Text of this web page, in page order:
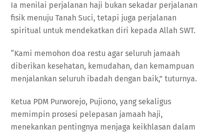
Ia menilai perjalanan haji bukan sekadar perjalanan
fisik menuju Tanah Suci, tetapi juga perjalanan
spiritual untuk mendekatkan diri kepada Allah SWT.
“Kami memohon doa restu agar seluruh jamaah
diberikan kesehatan, kemudahan, dan kemampuan
menjalankan seluruh ibadah dengan baik,” tuturnya.
Ketua PDM Purworejo, Pujiono, yang sekaligus
memimpin prosesi pelepasan jamaah haji,
menekankan pentingnya menjaga keikhlasan dalam